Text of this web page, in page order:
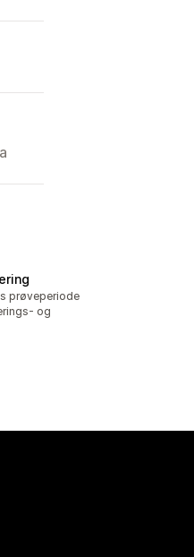
prøveperiode
og